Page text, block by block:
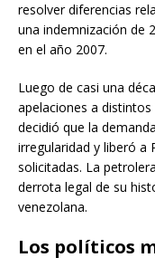
resolver diferencias
una indemnización de
en el año 2007.
Luego de casi una
apelaciones a
decidió que la
irregularidad y liberó a
solicitadas. La
derrota legal de su
venezolana.
Los políticos